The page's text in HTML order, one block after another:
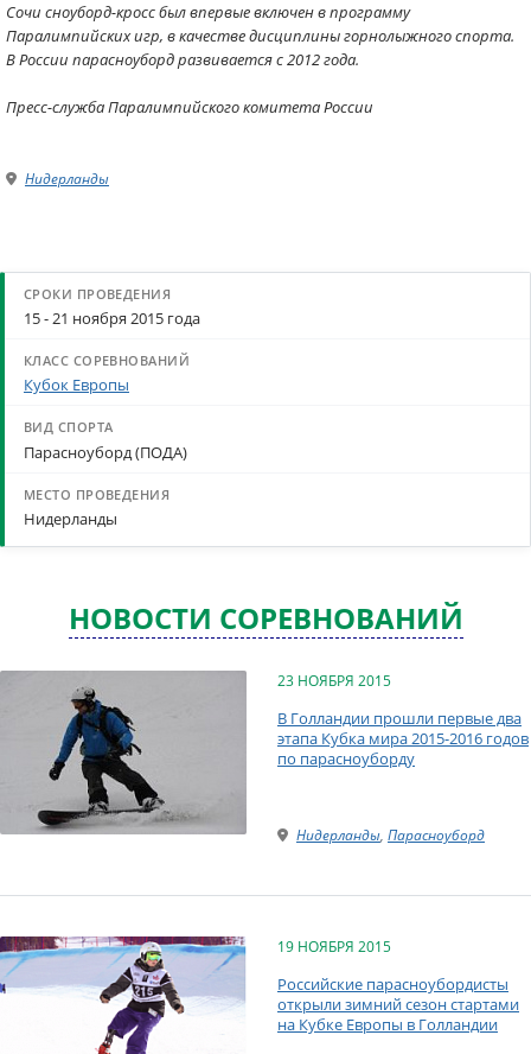
Сочи сноуборд-кросс был впервые включен в программу
Паралимпийских игр, в качестве дисциплины горнолыжного спорта.
В России парасноуборд развивается с 2012 года.
Пресс-служба Паралимпийского комитета России
Нидерланды
15 - 21 ноября 2015 года
Кубок Европы
Парасноуборд (ПОДА)
Нидерланды
НОВОСТИ СОРЕВНОВАНИЙ
23 НОЯБРЯ 2015
В Голландии прошли первые два
этапа Кубка мира 2015-2016 годов
по парасноуборду
Нидерланды, Парасноуборд
19 НОЯБРЯ 2015
Российские парасноубордисты
открыли зимний сезон стартами
на Кубке Европы в Голландии